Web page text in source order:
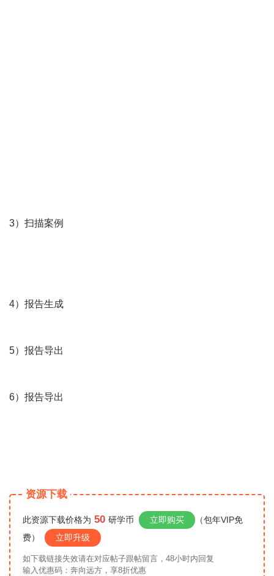
3）扫描案例
4）报告生成
5）报告导出
6）报告导出
资源下载
此资源下载价格为 50 研学币 立即购买
（包年VIP免
费）
立即升级
如下载链接失效请在对应帖子跟帖留言，48小时内回复
输入优惠码：奔向远方，享8折优惠